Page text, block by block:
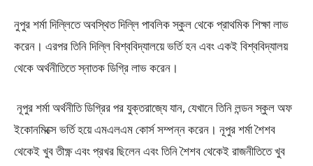
নুপুর শর্মা দিল্লিতে অবস্থিত দিল্লি পাবলিক স্কুল থেকে প্রাথমিক শিক্ষা লাভ
করেন। এরপর তিনি দিল্লি বিশ্ববিদ্যালয়ে ভর্তি হন এবং একই বিশ্ববিদ্যালয়
থেকে অর্থনীতিতে স্নাতক ডিগ্রি লাভ করেন।
নূপুর শর্মা অর্থনীতি ডিগ্রির পর যুক্তরাজ্যে যান, যেখানে তিনি লন্ডন স্কুল অফ
ইকোনমিক্সে ভর্তি হয়ে এমএলএম কোর্স সম্পন্ন করেন। নূপুর শর্মা শৈশব
থেকেই খুব তীক্ষ্ণ এবং প্রখর ছিলেন এবং তিনি শৈশব থেকেই রাজনীতিতে খুব